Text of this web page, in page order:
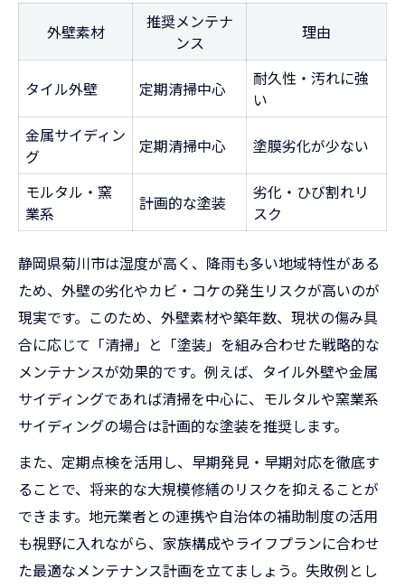
外壁素材
推奨メンテナ
ンス
理由
タイル外壁 定期清掃中心
耐久性・汚れに強
い
金属サイディン
グ
定期清掃中心 塗膜劣化が少ない
モルタル・窯
業系
計画的な塗装
劣化・ひび割れリ
スク
静岡県菊川市は湿度が高く、降雨も多い地域特性がある
ため、外壁の劣化やカビ・コケの発生リスクが高いのが
現実です。このため、外壁素材や築年数、現状の傷み具
合に応じて「清掃」と「塗装」を組み合わせた戦略的な
メンテナンスが効果的です。例えば、タイル外壁や金属
サイディングであれば清掃を中心に、モルタルや窯業系
サイディングの場合は計画的な塗装を推奨します。
また、定期点検を活用し、早期発見・早期対応を徹底す
ることで、将来的な大規模修繕のリスクを抑えることが
できます。地元業者との連携や自治体の補助制度の活用
も視野に入れながら、家族構成やライフプランに合わせ
た最適なメンテナンス計画を立てましょう。失敗例とし